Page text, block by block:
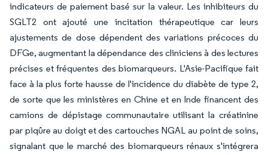
indicateurs de paiement basé sur la valeur. Les inhibiteurs du
SGLT2 ont ajouté une incitation thérapeutique car leurs
ajustements de dose dépendent des variations précoces du
DFGe, augmentant la dépendance des cliniciens à des lectures
précises et fréquentes des biomarqueurs. L'Asie-Pacifique fait
face à la plus forte hausse de l'incidence du diabète de type 2,
de sorte que les ministères en Chine et en Inde financent des
camions de dépistage communautaire utilisant la créatinine
par piqûre au doigt et des cartouches NGAL au point de soins,
signalant que le marché des biomarqueurs rénaux s'intégrera